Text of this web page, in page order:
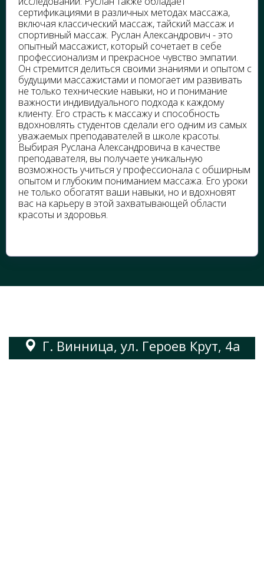
сертификациями в различных методах массажа,
включая классический массаж, тайский массаж и
спортивный массаж. Руслан Александрович - это
опытный массажист, который сочетает в себе
профессионализм и прекрасное чувство эмпатии.
Он стремится делиться своими знаниями и опытом с
будущими массажистами и помогает им развивать
не только технические навыки, но и понимание
важности индивидуального подхода к каждому
клиенту. Его страсть к массажу и способность
вдохновлять студентов сделали его одним из самых
уважаемых преподавателей в школе красоты.
Выбирая Руслана Александровича в качестве
преподавателя, вы получаете уникальную
возможность учиться у профессионала с обширным
опытом и глубоким пониманием массажа. Его уроки
не только обогатят ваши навыки, но и вдохновят
вас на карьеру в этой захватывающей области
красоты и здоровья.
Г. Винница, ул. Героев Крут, 4а